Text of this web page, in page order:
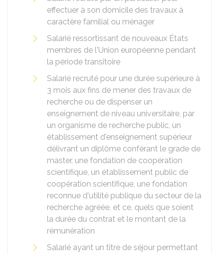
effectuer à son domicile des travaux à
caractère familial ou ménager
Salarié ressortissant de nouveaux États
membres de l'Union européenne pendant
la période transitoire
Salarié recruté pour une durée supérieure à
3 mois aux fins de mener des travaux de
recherche ou de dispenser un
enseignement de niveau universitaire, par
un organisme de recherche public, un
établissement d'enseignement supérieur
délivrant un diplôme conférant le grade de
master, une fondation de coopération
scientifique, un établissement public de
coopération scientifique, une fondation
reconnue d'utilité publique du secteur de la
recherche agréée, et ce, quels que soient
la durée du contrat et le montant de la
rémunération
Salarié ayant un titre de séjour permettant